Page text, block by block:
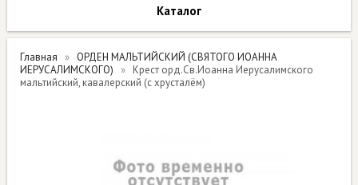
Каталог
Главная
ОРДЕН МАЛЬТИЙСКИЙ (СВЯТОГО ИОАННА
ИЕРУСАЛИМСКОГО)
Крест орд.Св.Иоанна Иерусалимского
мальтийский, кавалерский (с хрусталём)